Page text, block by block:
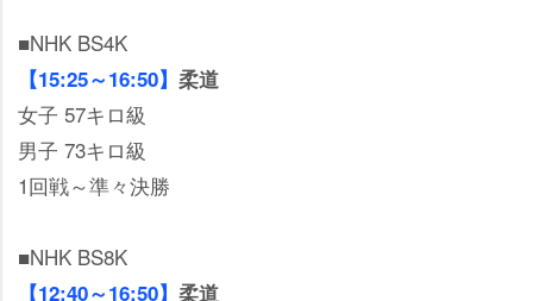
■NHK BS4K
【15:25～16:50】 柔道
女子 57キロ級
男子 73キロ級
1回戦～準々決勝
■NHK BS8K
【12:40～16:50】 柔道